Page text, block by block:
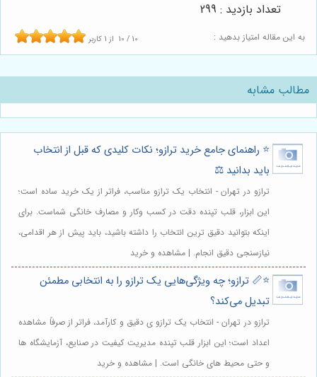
به این مقاله امتیاز بدهید : 10 / 10 از 1 کاربر
تعداد بازدید : 299
مطالب مشابه
⭐️ راهنمای جامع خرید ترازو؛ نکات کلیدی که قبل از انتخاب
باید بدانید ⚖️
ترازو در تهران - انتخاب یک ترازو مناسب، فراتر از یک خرید ساده است؛
این ابزار، قلب تپنده دقت در کسب وکار و مصارف خانگی شماست. برای
اینکه بتوانید دقیق ترین انتخاب را داشته باشید، باید پیش از هر اقدامی،
نیازسنجی دقیق انجام. | مشاهده و خرید
⭐️📏 ترازو؛ چه ویژگی‌هایی یک ترازو را به انتخابی مطمئن
تبدیل می‌کند؟
ترازو در تهران - انتخاب یک ترازو ی دقیق و کارآمد، فراتر از صرفاً مشاهده
اعداد است؛ این ابزار قلب تپنده مدیریت کیفیت در صنایع، آزمایشگاه ها
و حتی محیط های خانگی است. | مشاهده و خرید